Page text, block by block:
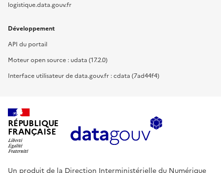
logistique.data.gouv.fr
Développement
API du portail
Moteur open source : udata (17.2.0)
Interface utilisateur de data.gouv.fr : cdata (7ad44f4)
RÉPUBLIQUE
FRANÇAISE
Un produit de la Direction Interministérielle du Numérique